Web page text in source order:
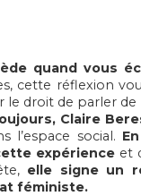
quand vous
cette réflexion
droit de parler de
Claire
l’espace social.
expérienceet
elle signe un
féministe.